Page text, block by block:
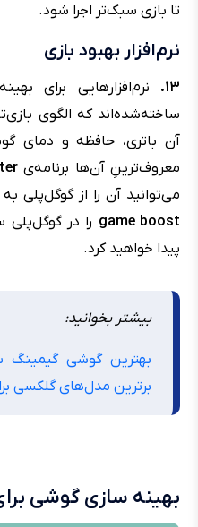
تا بازی سبک‌تر اجرا شود.
نرم‌افزار بهبود بازی
۱۳.
نرم‌افزارهایی برای
ساخته‌شده‌اند که الگوی
آن باتری، حافظه و دمای
معروف‌ترینِ آن‌ها برنامه‌ی
می‌توانید آن را از گوگل‌پلی
game boost را در گوگل‌پلی
پیدا خواهید کرد.
بیشتر بخوانید:
برترین مدل‌های گلکسی
بهینه سازی گوشی